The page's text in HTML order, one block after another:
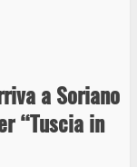
a Soriano
“Tuscia in
bozzetti di
trasferimento
dal 15 al 17